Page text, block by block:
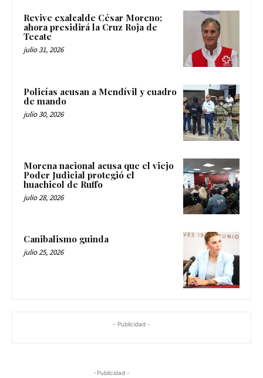
Revive exalcalde César Moreno;
ahora presidirá la Cruz Roja de
Tecate
julio 31, 2026
Policías acusan a Mendívil y cuadro
de mando
julio 30, 2026
Morena nacional acusa que el viejo
Poder Judicial protegió el
huachicol de Ruffo
julio 28, 2026
Canibalismo guinda
julio 25, 2026
- Publicidad -
-Publicidad -